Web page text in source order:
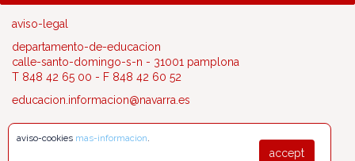
aviso-legal
departamento-de-educacion
calle-santo-domingo-s-n - 31001 pamplona
T 848 42 65 00 - F 848 42 60 52
educacion.informacion@navarra.es
accept
aviso-cookies mas-informacion.